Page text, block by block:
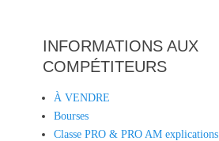
INFORMATIONS AUX
COMPÉTITEURS
À VENDRE
Bourses
Classe PRO & PRO AM explications